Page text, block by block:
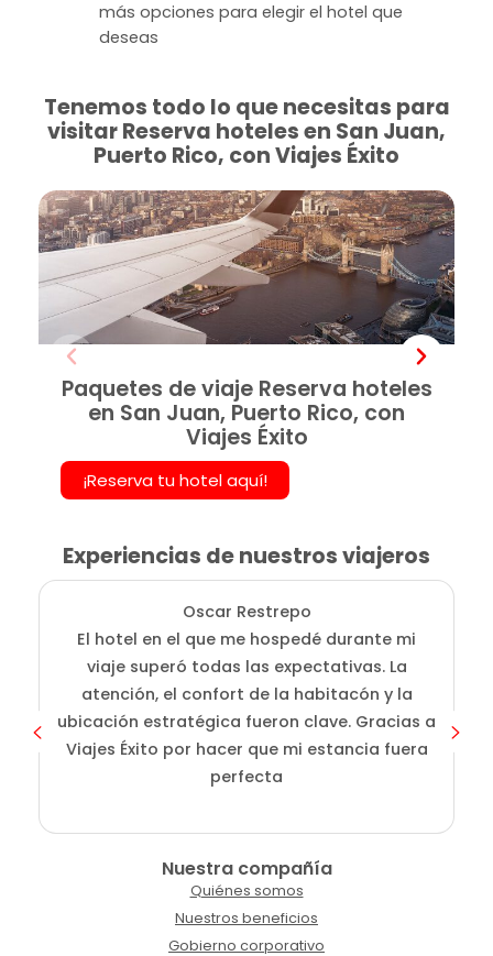
más opciones para elegir el hotel que
deseas
Tenemos todo lo que necesitas para
visitar Reserva hoteles en San Juan,
Puerto Rico, con Viajes Éxito
Paquetes de viaje Reserva hoteles
en San Juan, Puerto Rico, con
Viajes Éxito
¡Reserva tu hotel aquí!
Experiencias de nuestros viajeros
Oscar Restrepo
El hotel en el que me hospedé durante mi
viaje superó todas las expectativas. La
atención, el confort de la habitacón y la
ubicación estratégica fueron clave. Gracias a
Viajes Éxito por hacer que mi estancia fuera
perfecta
Nuestra compañía
Quiénes somos
Nuestros beneficios
Gobierno corporativo